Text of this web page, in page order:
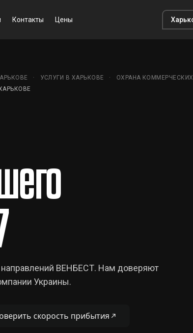
Контакты Цены
УСЛУГИ В ХАРЬКОВЕ
ОХРАНА КОММЕРЧЕСКИХ
ВЕНБЕСТ. Нам доверяют
Украины.
скорость прибытия